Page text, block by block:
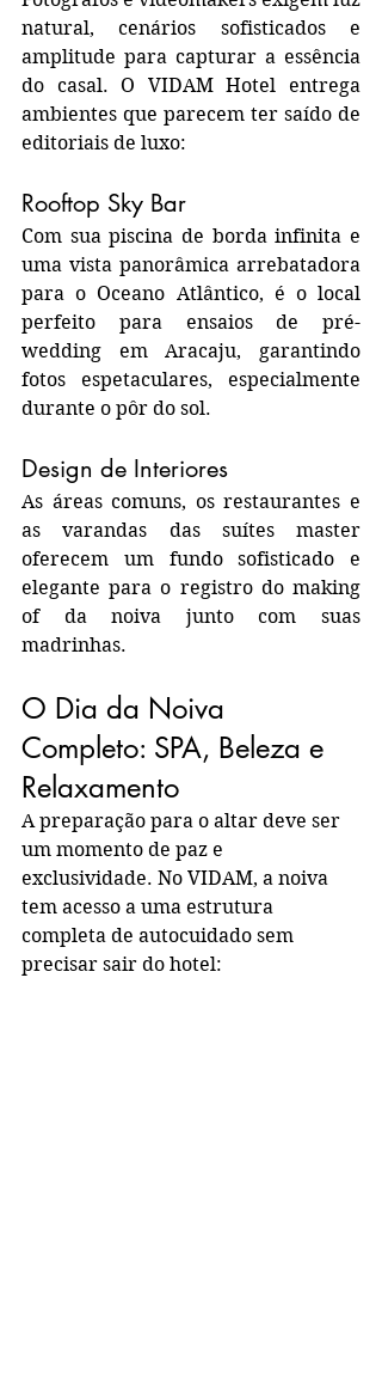
natural, cenários sofisticados e
amplitude para capturar a essência
do casal. O VIDAM Hotel entrega
ambientes que parecem ter saído de
editoriais de luxo:
Rooftop Sky Bar
Com sua piscina de borda infinita e
uma vista panorâmica arrebatadora
para o Oceano Atlântico, é o local
perfeito para ensaios de pré-
wedding em Aracaju, garantindo
fotos espetaculares, especialmente
durante o pôr do sol.
Design de Interiores
As áreas comuns, os restaurantes e
as varandas das suítes master
oferecem um fundo sofisticado e
elegante para o registro do making
of da noiva junto com suas
madrinhas.
O Dia da Noiva
Completo: SPA, Beleza e
Relaxamento
A preparação para o altar deve ser
um momento de paz e
exclusividade. No VIDAM, a noiva
tem acesso a uma estrutura
completa de autocuidado sem
precisar sair do hotel: